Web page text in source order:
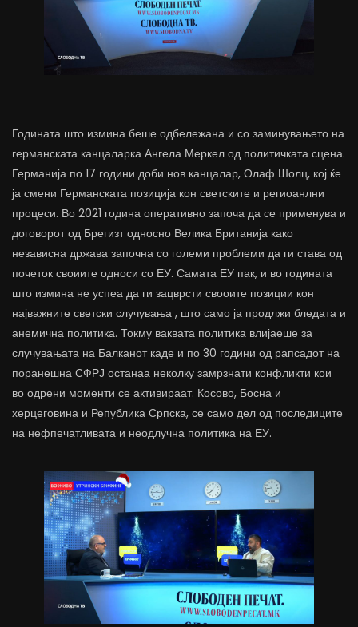
Годината што измина беше одбележана и со заминувањето на
германската канцаларка Ангела Меркел од политичката сцена.
Германија по 17 години доби нов канцалар, Олаф Шолц, кој ќе
ја смени Германската позиција кон светските и региоанлни
процеси. Во 2021 година оперативно започа да се применува и
договорот од Брегизт односно Велика Британија како
независна држава започна со големи проблеми да ги става од
почеток своиите односи со ЕУ. Самата ЕУ пак, и во годината
што измина не успеа да ги зацврсти свооите позиции кон
најважните светски случувања , што само ја продлжи бледата и
анемична политика. Токму ваквата политика влијаеше за
случувањата на Балканот каде и по 30 години од рапсадот на
поранешна СФРЈ останаа неколку замрзнати конфликти кои
во одрени моменти се активираат. Косово, Босна и
херцеговина и Република Српска, се само дел од последиците
на нефпечатливата и неодлучна политика на ЕУ.